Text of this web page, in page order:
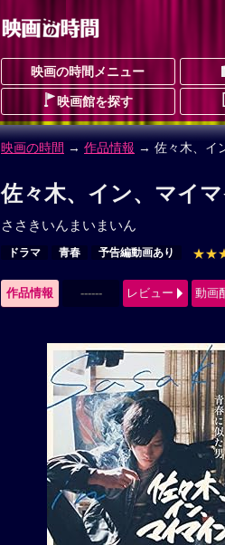
映画の時間メニュー
映画館を探す
映画の時間 → 作品情報 → 佐々木、イ
佐々木、イン、マイ
ささきいんまいまいん
ドラマ 青春 予告編動画あり
作品情報 ------ レビュー 動画